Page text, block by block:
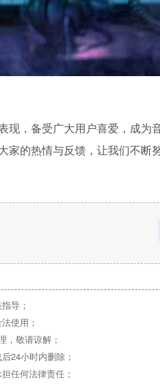
现，备受广大用户喜爱，成为
的热情与反馈，让我们不断
导；
使用；
，敬请谅解；
24小时内删除；
任何法律责任；